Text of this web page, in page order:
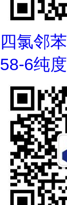
四氯邻
58-6纯